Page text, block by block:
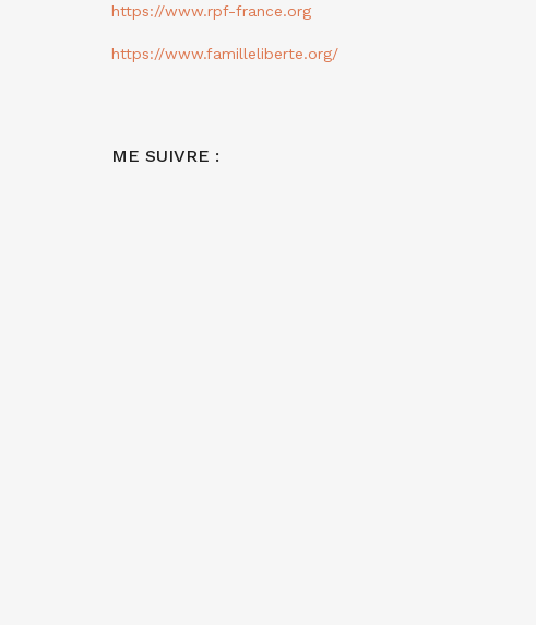
https://www.rpf-france.org
https://www.familleliberte.org/
ME SUIVRE :